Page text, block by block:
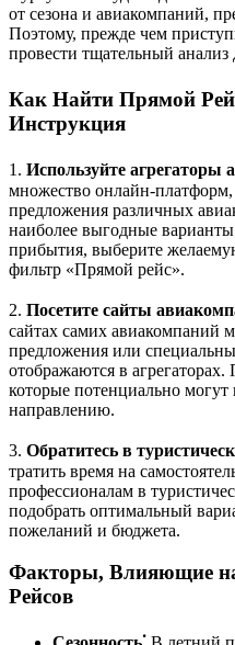
от сезона и авиакомпаний,
Поэтому, прежде чем
провести тщательный
Как Найти Прямой
Инструкция
1. Используйте агрегаторы
множество онлайн-
предложения различных
наиболее выгодные
прибытия, выберите
фильтр «Прямой рейс».
2. Посетите сайты
сайтах самих авиакомпаний
предложения или
отображаются в
которые потенциально
направлению.
3. Обратитесь в
тратить время на
профессионалам в
подобрать оптимальный
пожеланий и бюджета.
Факторы, Влияющие
Рейсов